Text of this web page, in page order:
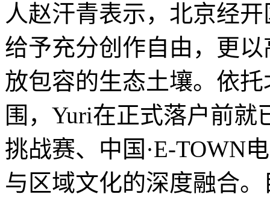
人赵汗青表示，北京经
给予充分创作自由，更
放包容的生态土壤。依
围，Yuri在正式落户前
挑战赛、中国·E-TOWN
与区域文化的深度融合